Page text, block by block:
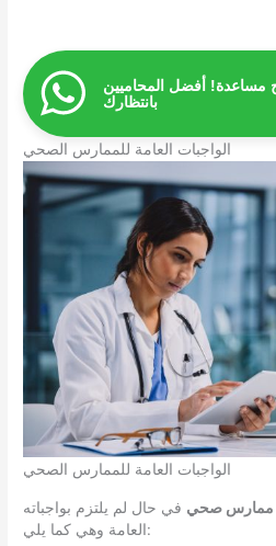
مساعدة! أفضل المحاميين
بانتظارك
الواجبات العامة للممارس الصحي
الواجبات العامة للممارس الصحي
ممارس صحي في حال لم يلتزم بواجباته
العامة وهي كما يلي: